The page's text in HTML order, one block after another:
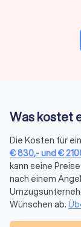
Preise &
Der Preis eines
Umzugshelfer
Möbelpacker
LKW mit
Was kostet
Die Kosten für
€830,-und€
kann seine
nach einem
Wünschen ab.